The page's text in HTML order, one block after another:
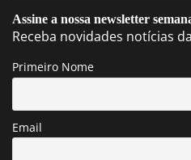
Assine a nossa newsletter
Receba novidades notícias
Primeiro Nome
Email